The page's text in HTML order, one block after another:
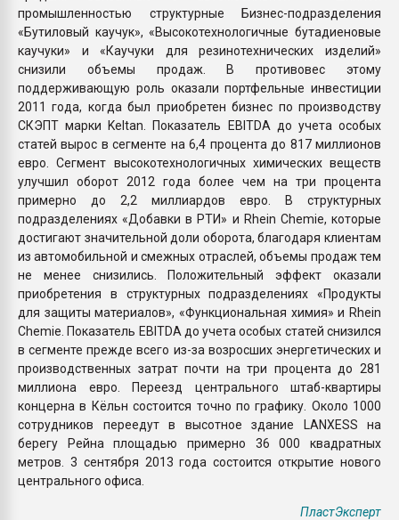
промышленностью структурные Бизнес-подразделения
«Бутиловый каучук», «Высокотехнологичные бутадиеновые
каучуки» и «Каучуки для резинотехнических изделий»
снизили объемы продаж. В противовес этому
поддерживающую роль оказали портфельные инвестиции
2011 года, когда был приобретен бизнес по производству
СКЭПТ марки Keltan. Показатель EBITDA до учета особых
статей вырос в сегменте на 6,4 процента до 817 миллионов
евро. Сегмент высокотехнологичных химических веществ
улучшил оборот 2012 года более чем на три процента
примерно до 2,2 миллиардов евро. В структурных
подразделениях «Добавки в РТИ» и Rhein Chemie, которые
достигают значительной доли оборота, благодаря клиентам
из автомобильной и смежных отраслей, объемы продаж тем
не менее снизились. Положительный эффект оказали
приобретения в структурных подразделениях «Продукты
для защиты материалов», «Функциональная химия» и Rhein
Chemie. Показатель EBITDA до учета особых статей снизился
в сегменте прежде всего из-за возросших энергетических и
производственных затрат почти на три процента до 281
миллиона евро. Переезд центрального штаб-квартиры
концерна в Кёльн состоится точно по графику. Около 1000
сотрудников переедут в высотное здание LANXESS на
берегу Рейна площадью примерно 36 000 квадратных
метров. 3 сентября 2013 года состоится открытие нового
центрального офиса.
ПластЭксперт